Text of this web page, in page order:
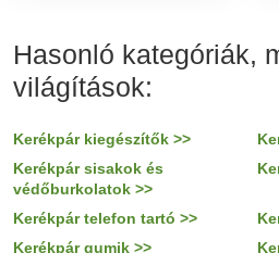
Hasonló kategóriák,
világítások:
Kerékpár kiegészítők >>
Kerékpár sisakok és
védőburkolatok >>
Kerékpár telefon tartó >>
Kerékpár gumik >>